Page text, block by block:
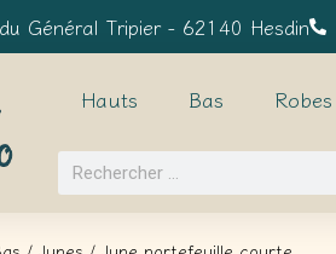
Général Tripier - 62140 Hesdin
Hauts Bas Robes